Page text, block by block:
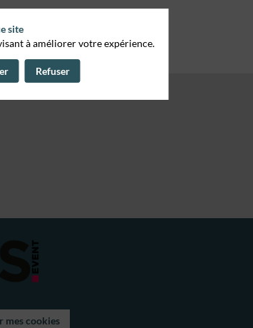
mes cookies
site
à améliorer votre expérience.
Refuser